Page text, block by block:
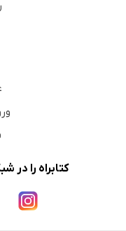
کتابراه را در